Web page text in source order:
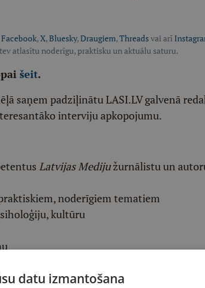
Facebook,X,Bluesky,Draugiem,Threadsvai arī
atlasītu noderīgu, praktisku un aktuālu saturu.
šeit.
saņem padziļinātu LASI.LV galvenā
interviju apkopojumu.
Latvijas Medijužurnālistu un
noderīgiem tematiem
kultūru
datu izmantošana